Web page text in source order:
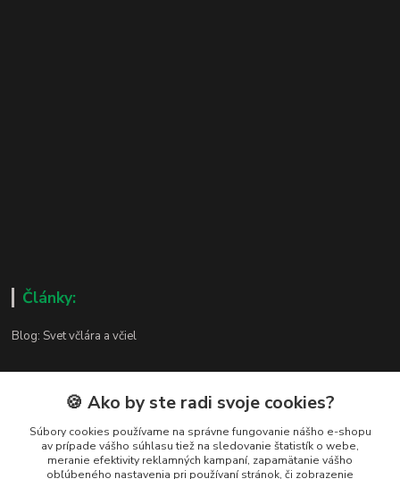
Články:
Blog: Svet včlára a včiel
Kontakty
Zákaznická podpora
🍪 Ako by ste radi svoje cookies?
Súbory cookies používame na správne fungovanie nášho e-shopu
av prípade vášho súhlasu tiež na sledovanie štatistík o webe,
meranie efektivity reklamných kampaní, zapamätanie vášho
obľúbeného nastavenia pri používaní stránok, či zobrazenie